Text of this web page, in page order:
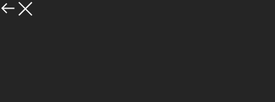
Назад